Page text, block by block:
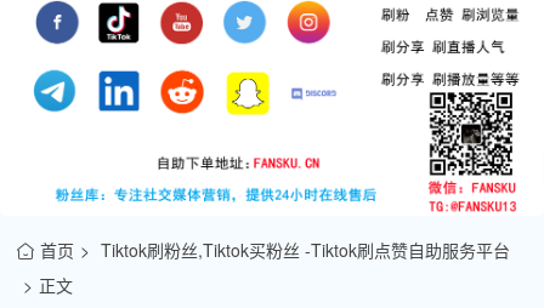
首页
Tiktok刷粉丝,Tiktok买粉丝 -Tiktok刷点赞自助服务平台
正文